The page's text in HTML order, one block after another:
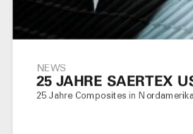
NEWS
25 JAHRE SAERTEX
25 Jahre Composites in